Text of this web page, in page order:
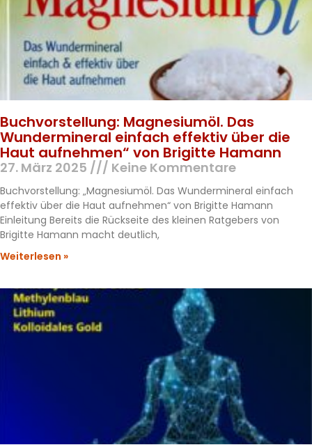
Buchvorstellung: Magnesiumöl. Das
Wundermineral einfach effektiv über die
Haut aufnehmen“ von Brigitte Hamann
27. März 2025 Keine Kommentare
Buchvorstellung: „Magnesiumöl. Das Wundermineral einfach
effektiv über die Haut aufnehmen“ von Brigitte Hamann
Einleitung Bereits die Rückseite des kleinen Ratgebers von
Brigitte Hamann macht deutlich,
Weiterlesen »